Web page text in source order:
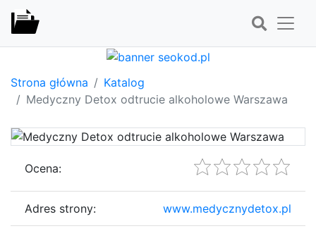
Strona główna
Katalog
Medyczny Detox odtrucie alkoholowe Warszawa
Ocena:
Adres strony: www.medycznydetox.pl